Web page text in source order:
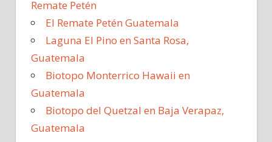
Remate Petén
El Remate Petén Guatemala
Laguna El Pino en Santa Rosa,
Guatemala
Biotopo Monterrico Hawaii en
Guatemala
Biotopo del Quetzal en Baja Verapaz,
Guatemala